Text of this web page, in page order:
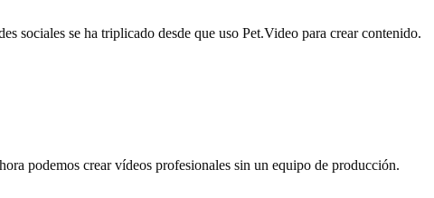
sociales se ha triplicado desde que uso Pet.Video para crear contenido.
podemos crear vídeos profesionales sin un equipo de producción.